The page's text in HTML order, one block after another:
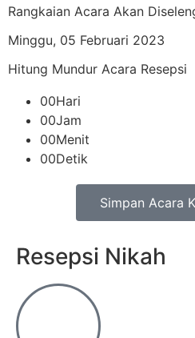
Rangkaian Acara Akan
Minggu, 05 Februari 2023
Hitung Mundur Acara Resepsi
00Hari
00Jam
00Menit
00Detik
Simpan Acara
Resepsi Nikah